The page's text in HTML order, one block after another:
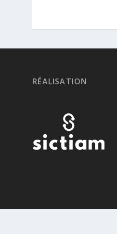
RÉALISATION